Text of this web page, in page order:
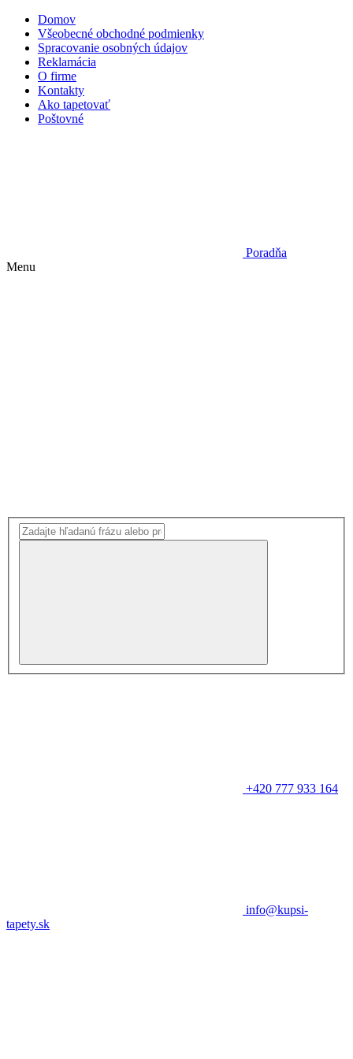
Domov
Všeobecné obchodné podmienky
Spracovanie osobných údajov
Reklamácia
O firme
Kontakty
Ako tapetovať
Poštovné
Poradňa
Menu
+420 777 933 164
info@kupsi-
tapety.sk